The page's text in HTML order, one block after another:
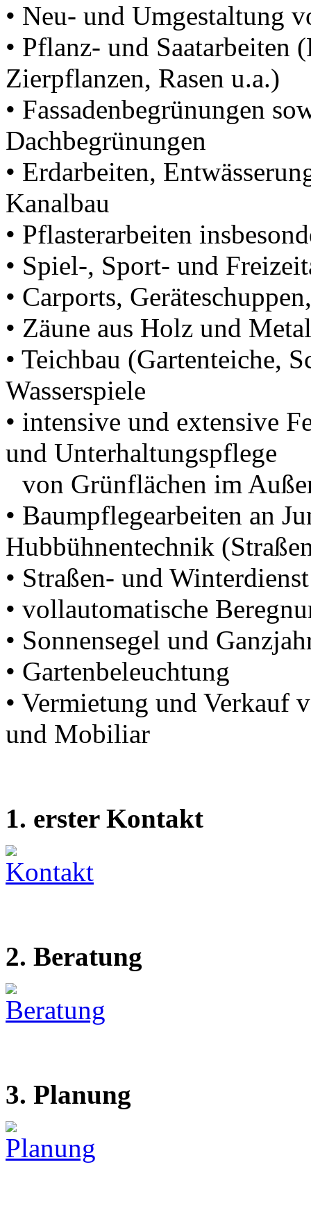
• Neu- und Umgestaltung
• Pflanz- und Saatarbeiten
Zierpflanzen, Rasen u.a.)
• Fassadenbegrünungen
Dachbegrünungen
• Erdarbeiten,
Kanalbau
• Pflasterarbeiten
• Spiel-, Sport- und
• Carports,
• Zäune aus Holz und
• Teichbau (Gartenteiche,
Wasserspiele
• intensive und extensive
und Unterhaltungspflege
von Grünflächen im
• Baumpflegearbeiten an
Hubbühnentechnik
• Straßen- und Winterdienst
• vollautomatische
• Sonnensegel und
• Gartenbeleuchtung
• Vermietung und Verkauf
und Mobiliar
1. erster Kontakt
2. Beratung
3. Planung